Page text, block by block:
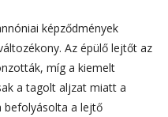
képződmények
Az épülő lejtőt az
míg a kiemelt
a tagolt aljzat miatt a
befolyásolta a lejtő